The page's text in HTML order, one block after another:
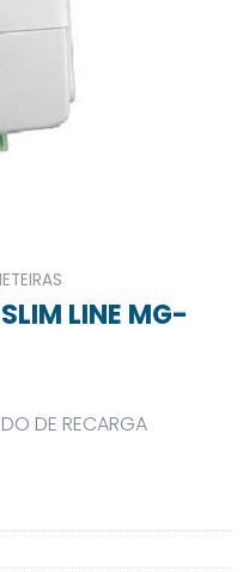
LINE MG-
DE RECARGA